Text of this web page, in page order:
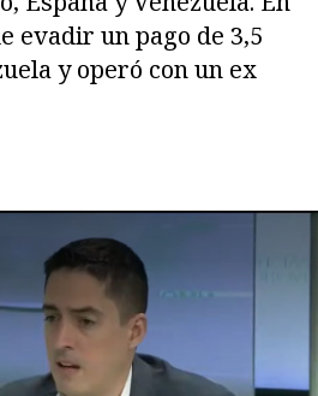
evadir un pago de 3,5
y operó con un ex